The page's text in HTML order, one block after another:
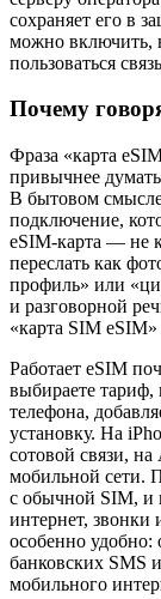
сохраняет его в
можно включить,
пользоваться
Почему
Фраза «карта
привычнее
В бытовом
подключение,
eSIM-карта — не
переслать как
профиль» или
и разговорной
«карта SIM
Работает eSIM
выбираете тариф,
телефона,
установку. На
сотовой связи,
мобильной сети.
с обычной SIM, и
интернет, звонки
особенно
банковских SMS
мобильного